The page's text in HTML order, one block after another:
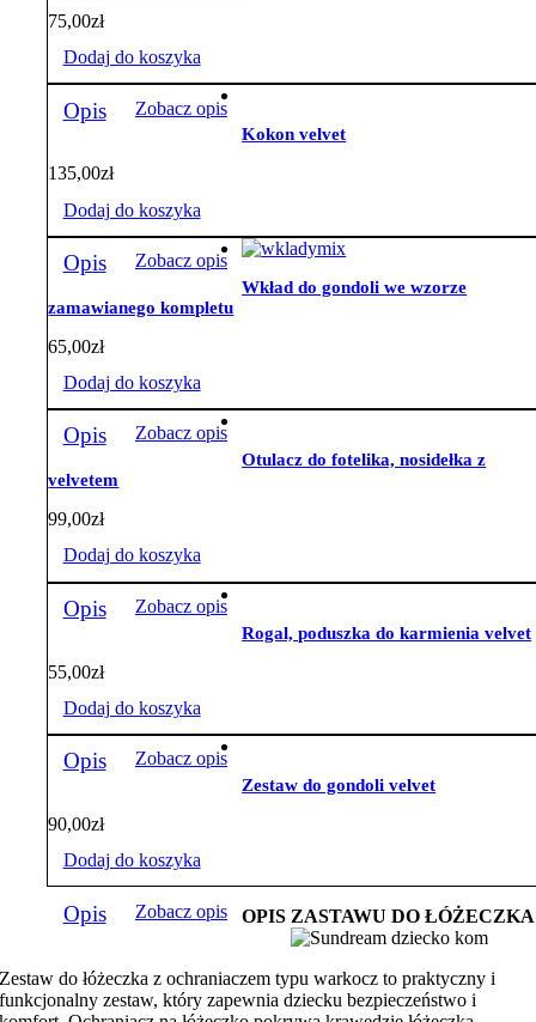
75,00zł
Dodaj do koszyka
Opis Zobacz opis
Kokon velvet
135,00zł
Dodaj do koszyka
Opis Zobacz opis
Wkład do gondoli we wzorze
zamawianego kompletu
65,00zł
Dodaj do koszyka
Opis Zobacz opis
Otulacz do fotelika, nosidełka z
velvetem
99,00zł
Dodaj do koszyka
Opis Zobacz opis
Rogal, poduszka do karmienia velvet
55,00zł
Dodaj do koszyka
Opis Zobacz opis
Zestaw do gondoli velvet
90,00zł
Dodaj do koszyka
Opis Zobacz opis OPIS ZASTAWU DO ŁÓŻECZKA
Zestaw do łóżeczka z ochraniaczem typu warkocz to praktyczny i
funkcjonalny zestaw, który zapewnia dziecku bezpieczeństwo i